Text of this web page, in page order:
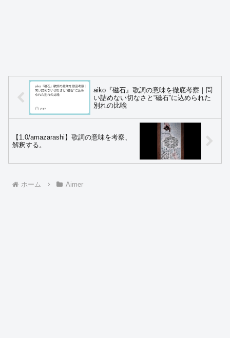
aiko『磁石』歌詞の意味を徹底考察｜問
い詰めない切なさと“磁石”に込められた
別れの比喩
【1.0/amazarashi】歌詞の意味を考察、
解釈する。
ホーム Aimer